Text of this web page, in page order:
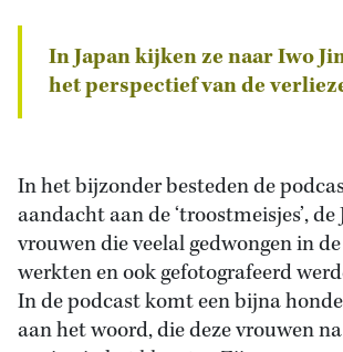
In Japan kijken ze naar Iwo
het perspectief van de
In het bijzonder besteden de
aandacht aan de ‘troostmeisjes’, de
vrouwen die veelal gedwongen in
werkten en ook gefotografeerd
In de podcast komt een bijna
aan het woord, die deze vrouwen